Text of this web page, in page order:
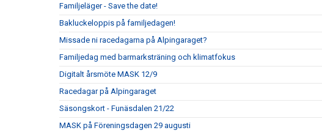
Familjeläger - Save the date!
Bakluckeloppis på familjedagen!
Missade ni racedagarna på Alpingaraget?
Familjedag med barmarksträning och klimatfokus
Digitalt årsmöte MASK 12/9
Racedagar på Alpingaraget
Säsongskort - Funäsdalen 21/22
MASK på Föreningsdagen 29 augusti